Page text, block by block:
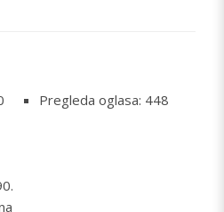
Pregleda oglasa: 448